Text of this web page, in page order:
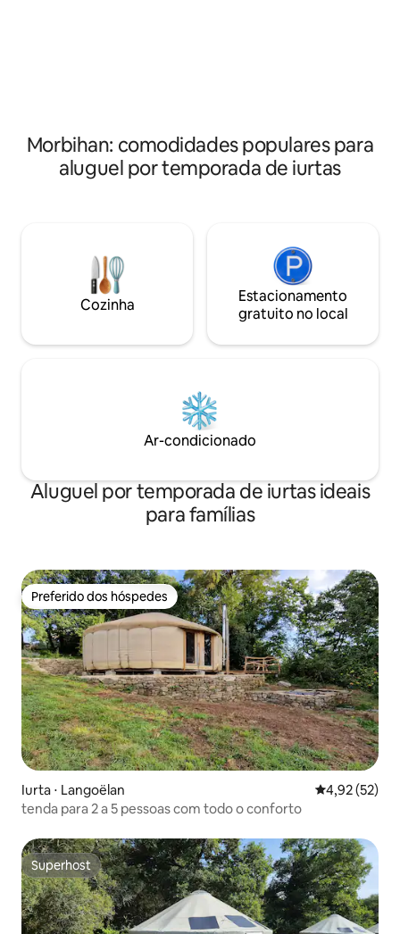
Morbihan: comodidades populares para
aluguel por temporada de iurtas
Cozinha
Estacionamento
gratuito no local
Ar-condicionado
Aluguel por temporada de iurtas ideais
para famílias
Preferido dos hóspedes
Preferido dos hóspedes
Iurta ⋅ Langoëlan 4,92 de uma
4,92 (52)
tenda para 2 a 5 pessoas com todo o conforto
Superhost
Superhost